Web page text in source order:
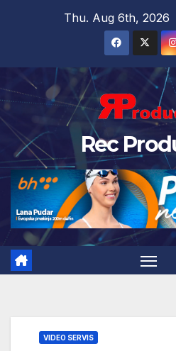
Thu. Aug 6th, 2026
Rec
VIDEO SERVIS